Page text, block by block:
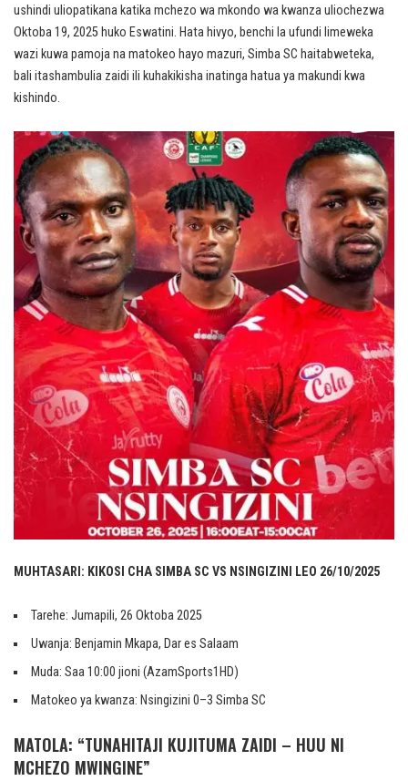
ushindi uliopatikana katika mchezo wa mkondo wa kwanza uliochezwa
Oktoba 19, 2025 huko Eswatini. Hata hivyo, benchi la ufundi limeweka
wazi kuwa pamoja na matokeo hayo mazuri, Simba SC haitabweteka,
bali itashambulia zaidi ili kuhakikisha inatinga hatua ya makundi kwa
kishindo.
MUHTASARI: KIKOSI CHA SIMBA SC VS NSINGIZINI LEO 26/10/2025
Tarehe: Jumapili, 26 Oktoba 2025
Uwanja: Benjamin Mkapa, Dar es Salaam
Muda: Saa 10:00 jioni (AzamSports1HD)
Matokeo ya kwanza: Nsingizini 0–3 Simba SC
MATOLA: “TUNAHITAJI KUJITUMA ZAIDI – HUU NI
MCHEZO MWINGINE”